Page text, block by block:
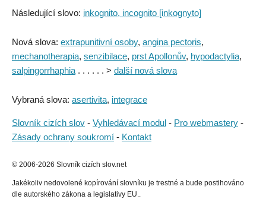
Následující slovo: inkognito, incognito [inkognyto]
Nová slova: extrapunitivní osoby, angina pectoris,
mechanotherapia, senzibilace, prst Apollonův, hypodactylia,
salpingorrhaphia . . . . . . > další nová slova
Vybraná slova: asertivita, integrace
Slovník cizích slov - Vyhledávací modul - Pro webmastery -
Zásady ochrany soukromí - Kontakt
© 2006-2026 Slovník cizích slov.net
Jakékoliv nedovolené kopírování slovníku je trestné a bude postihováno
dle autorského zákona a legislativy EU..